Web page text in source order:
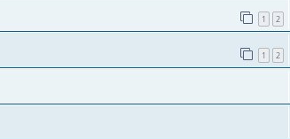
1 2
1 2